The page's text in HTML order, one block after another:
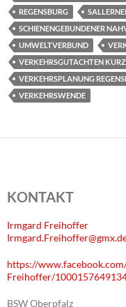
REGENSBURG
SCHIENENGEBUNDENER
UMWELTVERBUND
VERKEHRSGUTACHTEN
VERKEHRSPLANUNG
VERKEHRSWENDE
KONTAKT
Irmgard Freihoffer
https://
Freihoffer/
BSW Oberpfalz